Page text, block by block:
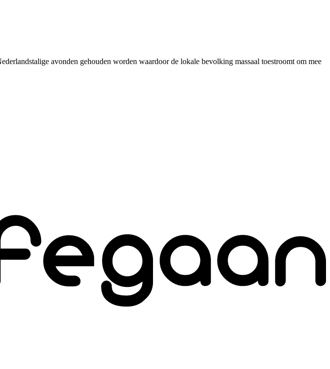
avonden gehouden worden waardoor de lokale bevolking massaal toestroomt om mee